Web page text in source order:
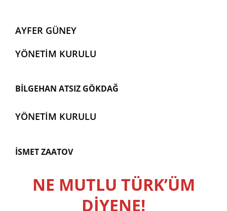
AYFER GÜNEY
YÖNETİM KURULU
BİLGEHAN ATSIZ GÖKDAĞ
YÖNETİM KURULU
İSMET ZAATOV
NE MUTLU TÜRK’ÜM
DİYENE!